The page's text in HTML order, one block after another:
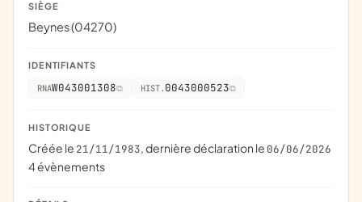
SIÈGE
Beynes (04270)
IDENTIFIANTS
RNAW043001308 HIST. 0043000523
HISTORIQUE
Créée le 21/11/1983, dernière déclaration le 06/06/2026
4 évènements